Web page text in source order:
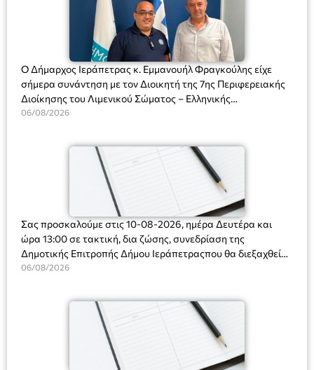
Ο Δήμαρχος Ιεράπετρας κ. Εμμανουήλ Φραγκούλης είχε
σήμερα συνάντηση με τον Διοικητή της 7ης Περιφερειακής
Διοίκησης του Λιμενικού Σώματος – Ελληνικής
Ακτοφυλακής (Λ.Σ.-ΕΛ.ΑΚΤ.), Αρχιπλοίαρχο Λ.Σ. κ. Ιωάννη
06/08/2026
Σας προσκαλούμε στις 10-08-2026, ημέρα Δευτέρα και
ώρα 13:00 σε τακτική, δια ζώσης, συνεδρίαση της
Δημοτικής Επιτροπής Δήμου Ιεράπετραςπου θα διεξαχθεί
στο Δημοτικό Κατάστημα, Δημοκρατίας 31 στην αίθουσα
και λήψη αποφάσεων στα παρακάτω θέματα:
06/08/2026